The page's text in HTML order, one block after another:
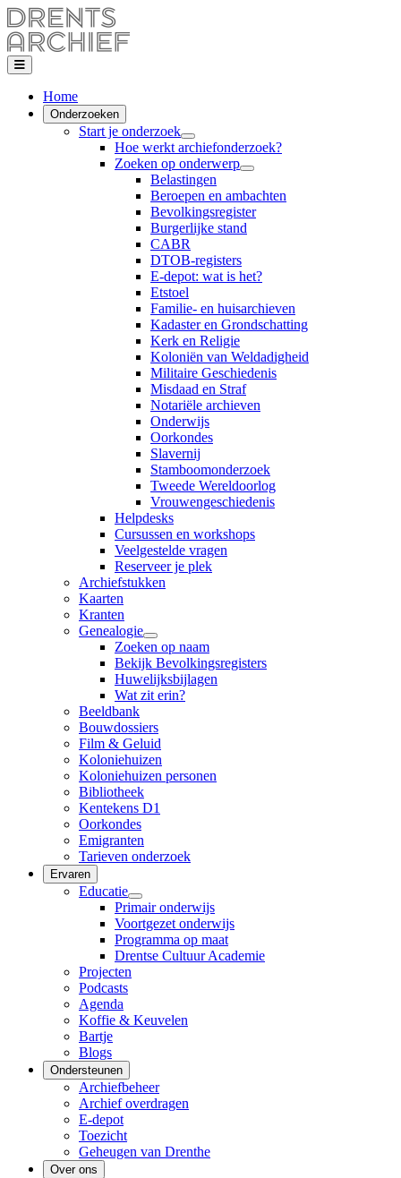
Home
Onderzoeken
Start je onderzoek
Hoe werkt archiefonderzoek?
Zoeken op onderwerp
Belastingen
Beroepen en ambachten
Bevolkingsregister
Burgerlijke stand
CABR
DTOB-registers
E-depot: wat is het?
Etstoel
Familie- en huisarchieven
Kadaster en Grondschatting
Kerk en Religie
Koloniën van Weldadigheid
Militaire Geschiedenis
Misdaad en Straf
Notariële archieven
Onderwijs
Oorkondes
Slavernij
Stamboomonderzoek
Tweede Wereldoorlog
Vrouwengeschiedenis
Helpdesks
Cursussen en workshops
Veelgestelde vragen
Reserveer je plek
Archiefstukken
Kaarten
Kranten
Genealogie
Zoeken op naam
Bekijk Bevolkingsregisters
Huwelijksbijlagen
Wat zit erin?
Beeldbank
Bouwdossiers
Film & Geluid
Koloniehuizen
Koloniehuizen personen
Bibliotheek
Kentekens D1
Oorkondes
Emigranten
Tarieven onderzoek
Ervaren
Educatie
Primair onderwijs
Voortgezet onderwijs
Programma op maat
Drentse Cultuur Academie
Projecten
Podcasts
Agenda
Koffie & Keuvelen
Bartje
Blogs
Ondersteunen
Archiefbeheer
Archief overdragen
E-depot
Toezicht
Geheugen van Drenthe
Over ons